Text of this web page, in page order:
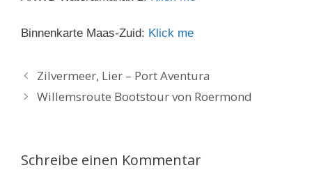
Binnenkarte Maas-Zuid: Klick me
Zilvermeer, Lier – Port Aventura
Willemsroute Bootstour von Roermond
Schreibe einen Kommentar